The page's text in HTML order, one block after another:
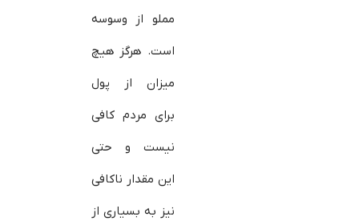
مملو از وسوسه
است. هرگز هیچ
میزان از پول
برای مردم کافی
نیست و حتی
این مقدار ناکافی
نیز به بسیاری از